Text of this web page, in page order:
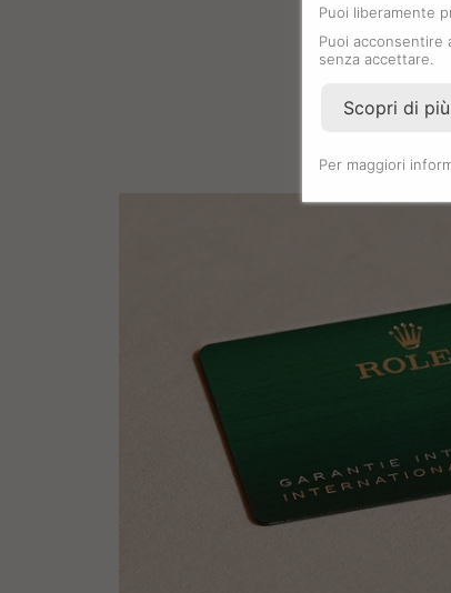
Puoi liberamente
Puoi acconsentire
senza accettare.
Scopri di
Per maggiori